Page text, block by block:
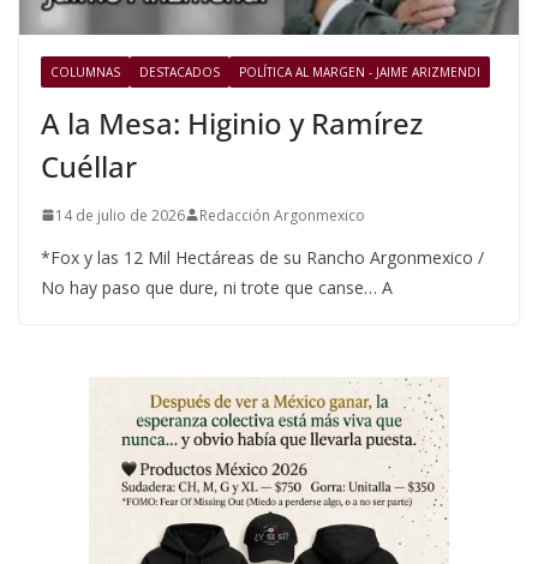
COLUMNAS DESTACADOS POLÍTICA AL MARGEN - JAIME ARIZMENDI
A la Mesa: Higinio y Ramírez
Cuéllar
14 de julio de 2026 Redacción Argonmexico
*Fox y las 12 Mil Hectáreas de su Rancho Argonmexico /
No hay paso que dure, ni trote que canse… A